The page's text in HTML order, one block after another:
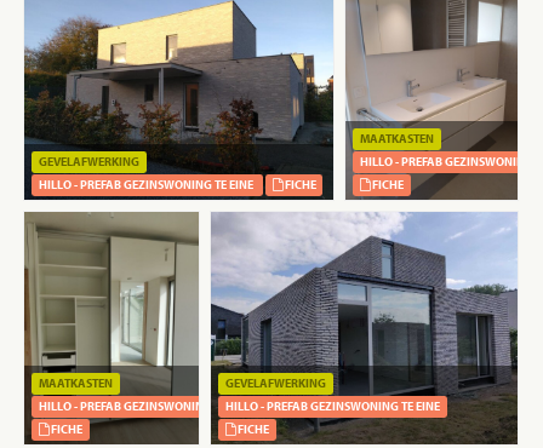
GEVELAFWERKING
HILLO - PREFAB GEZINSWONING TE EINE
FICHE
MAATKASTEN
HILLO - PREFAB GEZINSWONING
FICHE
MAATKASTEN
HILLO - PREFAB GEZINSWONING TE EINE
FICHE
GEVELAFWERKING
HILLO - PREFAB GEZINSWONING TE EINE
FICHE